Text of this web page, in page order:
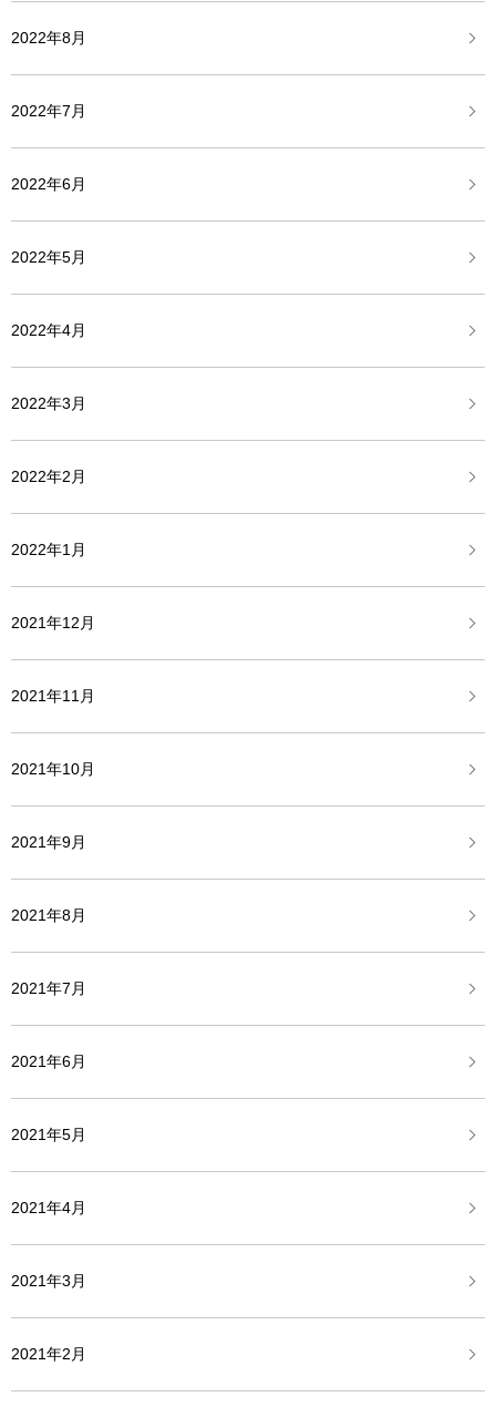
2022年8月
2022年7月
2022年6月
2022年5月
2022年4月
2022年3月
2022年2月
2022年1月
2021年12月
2021年11月
2021年10月
2021年9月
2021年8月
2021年7月
2021年6月
2021年5月
2021年4月
2021年3月
2021年2月